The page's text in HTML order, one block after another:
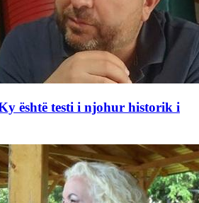
është testi i njohur historik i